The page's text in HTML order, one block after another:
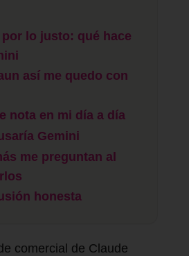
por lo justo: qué hace
así me quedo con
nota en mi día a día
Gemini
me preguntan al
honesta
comercial de Claude